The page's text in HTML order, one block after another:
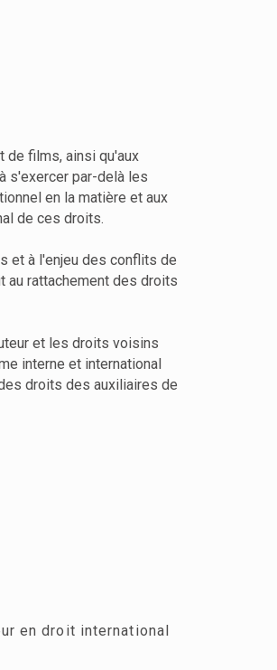
films, ainsi qu'aux
s'exercer par-delà les
en la matière et aux
de ces droits.
et à l'enjeu des conflits de
au rattachement des droits
et les droits voisins
interne et international
droits des auxiliaires de
en droit international